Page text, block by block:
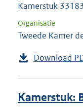
Kamerstuk
Organisatie
Tweede Kamer
Download
Kamerstuk: